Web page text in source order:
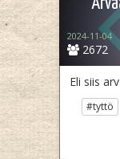
2672
2024-11-04
Eli siis
#tyttö